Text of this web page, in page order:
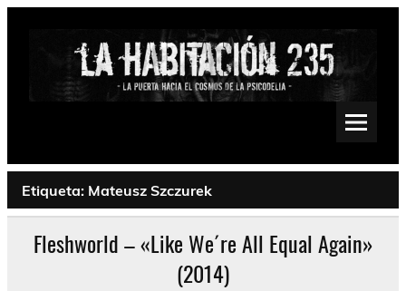
Saltar
Psychedelic, Stoner, Doom, Sludge, Fuzz, Space, Drone
Etiqueta: Mateusz Szczurek
Fleshworld – «Like We´re All Equal Again»
(2014)